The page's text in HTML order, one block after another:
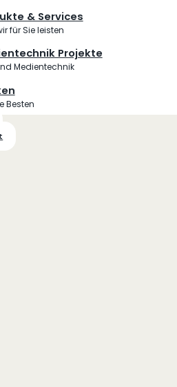
& Services
für Sie leisten
Projekte
Medientechnik
Besten